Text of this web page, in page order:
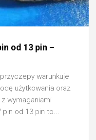
od 13 pin –
warunkuje
użytkowania oraz
wymaganiami
pin od 13 pin to...